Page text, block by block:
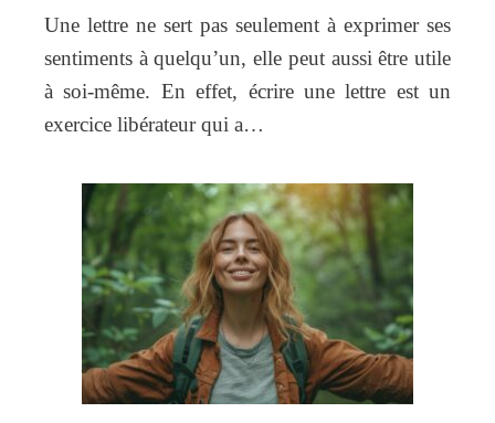
Une lettre ne sert pas seulement à exprimer ses
sentiments à quelqu’un, elle peut aussi être utile
à soi-même. En effet, écrire une lettre est un
exercice libérateur qui a…